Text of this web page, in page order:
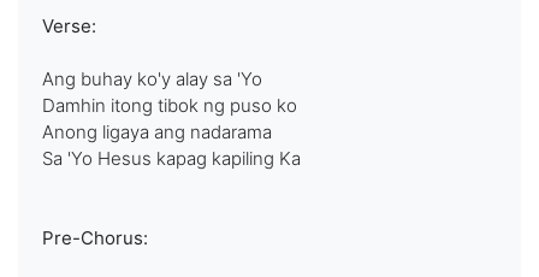
Verse:
Ang buhay ko'y alay sa 'Yo
Damhin itong tibok ng puso ko
Anong ligaya ang nadarama
Sa 'Yo Hesus kapag kapiling Ka
Pre-Chorus: